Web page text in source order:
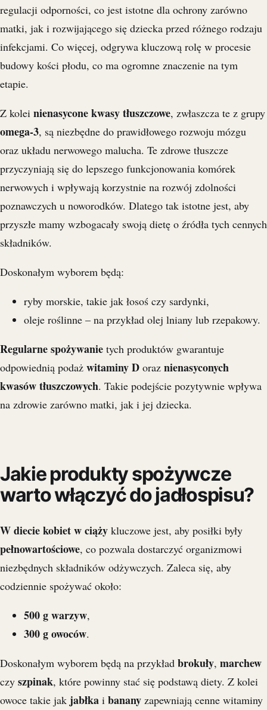
regulacji odporności, co jest istotne dla ochrony zarówno
matki, jak i rozwijającego się dziecka przed różnego rodzaju
infekcjami. Co więcej, odgrywa kluczową rolę w procesie
budowy kości płodu, co ma ogromne znaczenie na tym
etapie.
Z kolei nienasycone kwasy tłuszczowe, zwłaszcza te z grupy
omega-3, są niezbędne do prawidłowego rozwoju mózgu
oraz układu nerwowego malucha. Te zdrowe tłuszcze
przyczyniają się do lepszego funkcjonowania komórek
nerwowych i wpływają korzystnie na rozwój zdolności
poznawczych u noworodków. Dlatego tak istotne jest, aby
przyszłe mamy wzbogacały swoją dietę o źródła tych cennych
składników.
Doskonałym wyborem będą:
ryby morskie, takie jak łosoś czy sardynki,
oleje roślinne – na przykład olej lniany lub rzepakowy.
Regularne spożywanie tych produktów gwarantuje
odpowiednią podaż witaminy D oraz nienasyconych
kwasów tłuszczowych. Takie podejście pozytywnie wpływa
na zdrowie zarówno matki, jak i jej dziecka.
Jakie produkty spożywcze
warto włączyć do jadłospisu?
W diecie kobiet w ciąży kluczowe jest, aby posiłki były
pełnowartościowe, co pozwala dostarczyć organizmowi
niezbędnych składników odżywczych. Zaleca się, aby
codziennie spożywać około:
500 g warzyw,
300 g owoców.
Doskonałym wyborem będą na przykład brokuły, marchew
czy szpinak, które powinny stać się podstawą diety. Z kolei
owoce takie jak jabłka i banany zapewniają cenne witaminy